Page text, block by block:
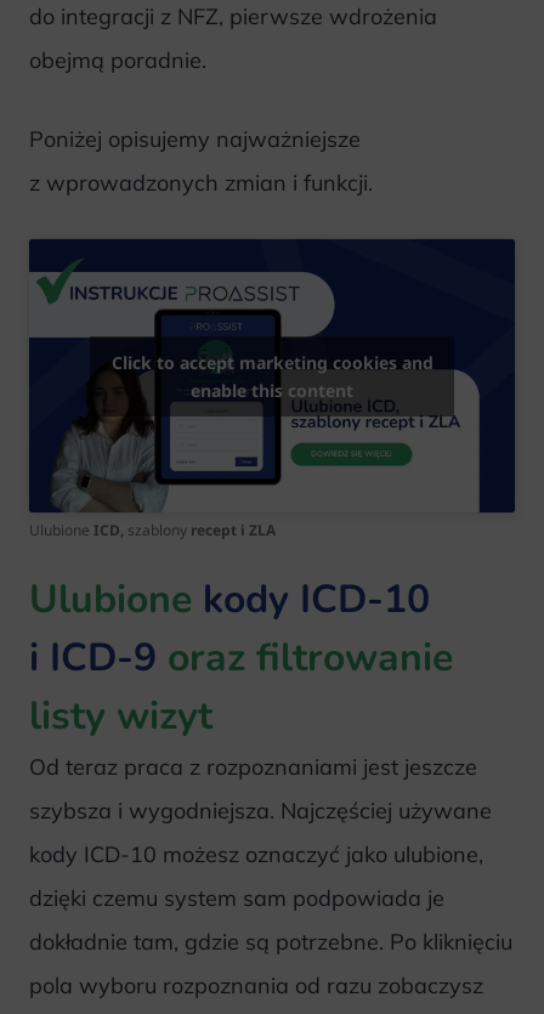
do integracji z NFZ, pierwsze wdrożenia
obejmą poradnie.
Poniżej opisujemy najważniejsze
z wprowadzonych zmian i funkcji.
Click to accept marketing cookies and
enable this content
Ulubione ICD, szablony recept i ZLA
Ulubione kody ICD-10
i ICD-9 oraz filtrowanie
listy wizyt
Od teraz praca z rozpoznaniami jest jeszcze
szybsza i wygodniejsza. Najczęściej używane
kody ICD-10 możesz oznaczyć jako ulubione,
dzięki czemu system sam podpowiada je
dokładnie tam, gdzie są potrzebne. Po kliknięciu
pola wyboru rozpoznania od razu zobaczysz